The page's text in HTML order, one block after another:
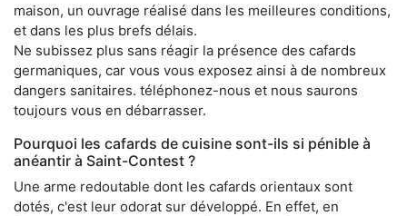
maison, un ouvrage réalisé dans les meilleures conditions,
et dans les plus brefs délais.
Ne subissez plus sans réagir la présence des cafards
germaniques, car vous vous exposez ainsi à de nombreux
dangers sanitaires. téléphonez-nous et nous saurons
toujours vous en débarrasser.
Pourquoi les cafards de cuisine sont-ils si pénible à
anéantir à Saint-Contest ?
Une arme redoutable dont les cafards orientaux sont
dotés, c'est leur odorat sur développé. En effet, en